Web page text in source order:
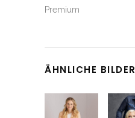
Premium
ÄHNLICHE BILDER